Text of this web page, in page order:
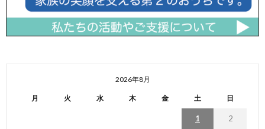
2026年8月
月 火 水 木 金 土 日
1 2